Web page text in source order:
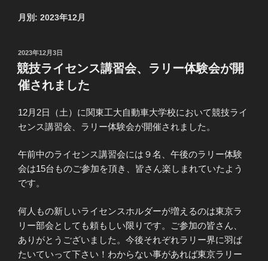
月別: 2023年12月
投
稿
日:
2023年12月3日
競技ライセンス講習会、ラリー体験会が開
催されました
12月2日（土）に関東工大自動車大学校において競技ライ
センス講習会、ラリー体験会が開催されました。
午前中のライセンス講習会には９名、午後のラリー体験
会は15台ものご参加を頂き、皆さん楽しまれていたよう
です。
何人もの新しいライセンスホルダーが増えるのは東京ラ
リー部会としても頼もしい限りです。ご参加の皆さん、
ありがとうございました。今後それぞれラリー界に羽ば
たいていって下さい！わからない事があれば東京ラリー